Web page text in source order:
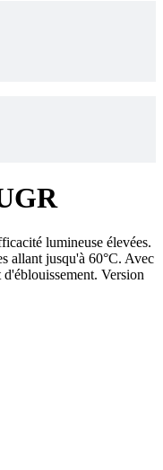
lumineuse élevées.
allant jusqu'à 60°C. Avec
Version